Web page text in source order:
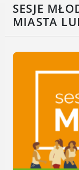
Zdrowie
Porady
Władze
SESJE
MIASTA